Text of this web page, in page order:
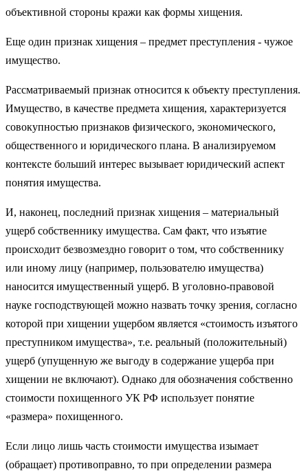
объективной стороны кражи как формы хищения.
Еще один признак хищения – предмет преступления - чужое
имущество.
Рассматриваемый признак относится к объекту преступления.
Имущество, в качестве предмета хищения, характеризуется
совокупностью признаков физического, экономического,
общественного и юридического плана. В анализируемом
контексте больший интерес вызывает юридический аспект
понятия имущества.
И, наконец, последний признак хищения – материальный
ущерб собственнику имущества. Сам факт, что изъятие
происходит безвозмездно говорит о том, что собственнику
или иному лицу (например, пользователю имущества)
наносится имущественный ущерб. В уголовно-правовой
науке господствующей можно назвать точку зрения, согласно
которой при хищении ущербом является «стоимость изъятого
преступником имущества», т.е. реальный (положительный)
ущерб (упущенную же выгоду в содержание ущерба при
хищении не включают). Однако для обозначения собственно
стоимости похищенного УК РФ использует понятие
«размера» похищенного.
Если лицо лишь часть стоимости имущества изымает
(обращает) противоправно, то при определении размера